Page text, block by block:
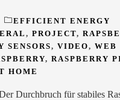
EFFICIENT ENERGY
, PROJECT,
SENSORS, VIDEO, WEB
, RASPBERRY
HOME
Durchbruch für stabiles